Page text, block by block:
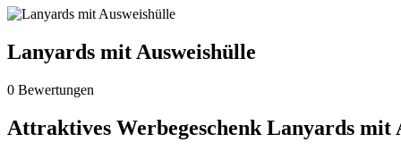
Lanyards mit Ausweishülle
0 Bewertungen
Attraktives Werbegeschenk Lanyards mit